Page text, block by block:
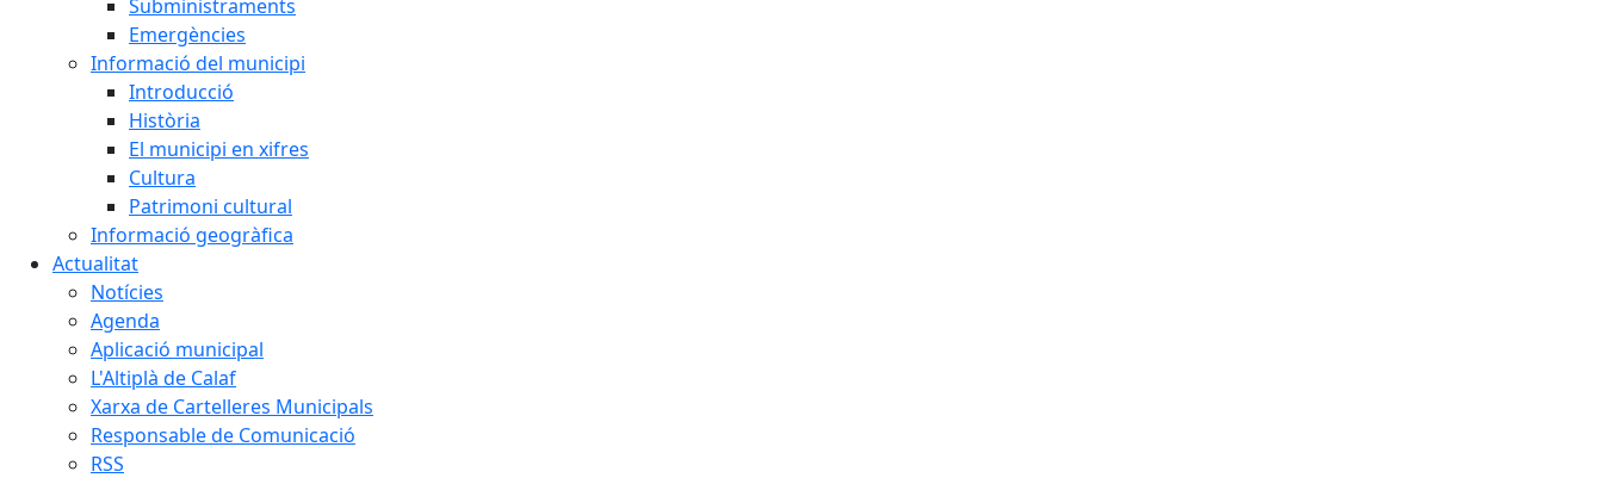
Subministraments
Emergències
Informació del municipi
Introducció
Història
El municipi en xifres
Cultura
Patrimoni cultural
Informació geogràfica
Actualitat
Notícies
Agenda
Aplicació municipal
L'Altiplà de Calaf
Xarxa de Cartelleres Municipals
Responsable de Comunicació
RSS